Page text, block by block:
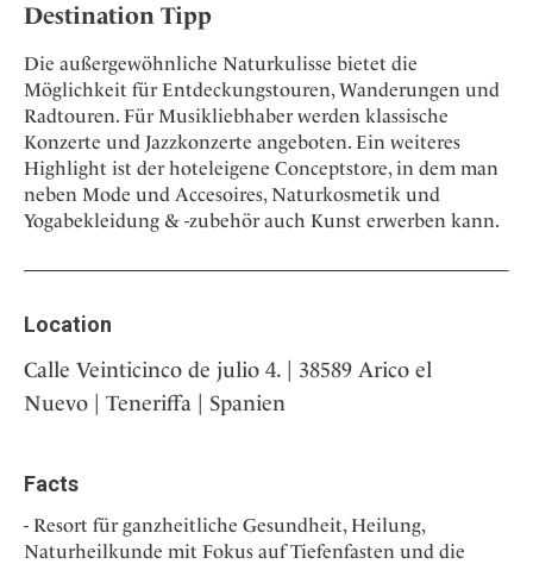
Destination Tipp
Die außergewöhnliche Naturkulisse bietet die
Möglichkeit für Entdeckungstouren, Wanderungen und
Radtouren. Für Musikliebhaber werden klassische
Konzerte und Jazzkonzerte angeboten. Ein weiteres
Highlight ist der hoteleigene Conceptstore, in dem man
neben Mode und Accesoires, Naturkosmetik und
Yogabekleidung & -zubehör auch Kunst erwerben kann.
Location
Calle Veinticinco de julio 4. | 38589 Arico el
Nuevo | Teneriffa | Spanien
Facts
Resort für ganzheitliche Gesundheit, Heilung,
Naturheilkunde mit Fokus auf Tiefenfasten und die